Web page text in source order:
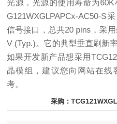
光源，光源的使用寿命为
G121WXGLPAPCx-AC50-S
信号接口，总共20 pins，采
V (Typ.)。它的典型垂直刷新率
如果开发新产品想采用
晶模组，建议您向网站在线
考。
采购：